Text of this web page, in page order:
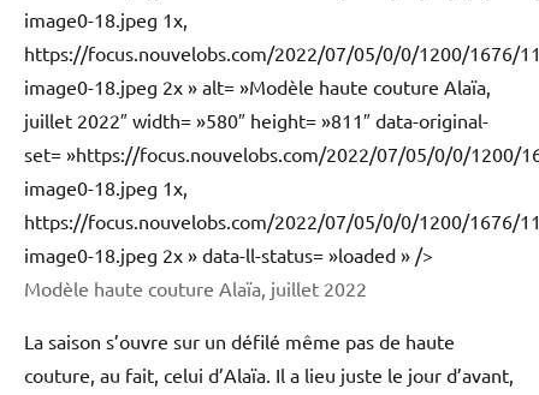
image0-18.jpeg 1x,
https://focus.nouvelobs.com/2022/07/05/0/0/1200/1676/
image0-18.jpeg 2x » alt= »Modèle haute couture Alaïa,
juillet 2022″ width= »580″ height= »811″ data-original-
set= »https://focus.nouvelobs.com/2022/07/05/0/0/1200/
image0-18.jpeg 1x,
https://focus.nouvelobs.com/2022/07/05/0/0/1200/1676/
image0-18.jpeg 2x » data-ll-status= »loaded » />
Modèle haute couture Alaïa, juillet 2022
La saison s’ouvre sur un défilé même pas de haute
couture, au fait, celui d’Alaïa. Il a lieu juste le jour d’avant,